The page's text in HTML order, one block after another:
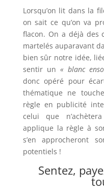
Lorsqu’on lit dans la
on sait ce qu’on va
flacon. On a déjà des
martelés auparavant
bien sûr notre idée,
sentir un « blanc
donc opéré pour
thématique ne
règle en publicité
celui que
applique la règle à
s’en approcheront
potentiels !
Sentez,